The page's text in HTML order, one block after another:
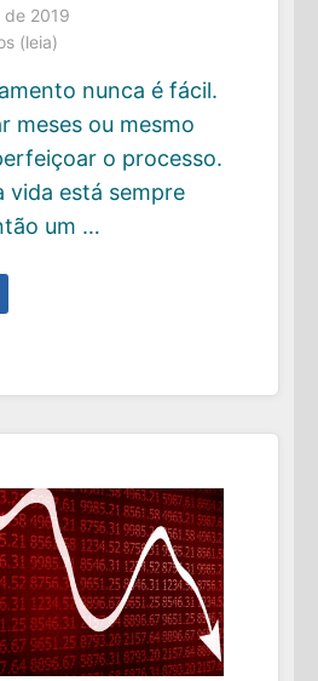
2019
(leia)
nunca é fácil.
meses ou mesmo
o processo.
vida está sempre
um …